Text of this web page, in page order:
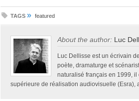
TAGS » featured
About the author: Luc
Luc Dellisse est un écrivain
poète, dramaturge et
naturalisé français en 1999,
supérieure de réalisation audiovisuelle (Esra),